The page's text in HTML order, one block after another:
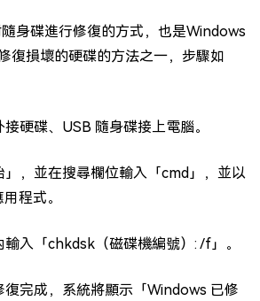
身碟進行修復的方式，也是Windows
復損壞的硬碟的方法之一，步驟如
硬碟、USB 隨身碟接上電腦。
」，並在搜尋欄位輸入「cmd」，並以
程式。
輸入「chkdsk（磁碟機編號）: /f」。
復完成，系統將顯示「Windows 已修